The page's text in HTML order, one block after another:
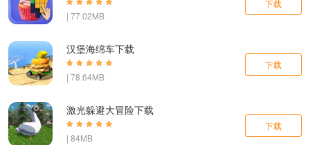
| 77.02MB
下载
汉堡海绵车下载
| 78.64MB
下载
激光躲避大冒险下载
| 84MB
下载